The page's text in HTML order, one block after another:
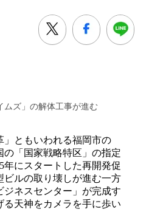
ムズ」の解体工事が進む
ともいわれる福岡市の
の「国家戦略特区」の指定
年にスタートした再開発促
ビルの取り壊しが進む一方
ジネスセンター」が完成す
る天神をカメラを手に歩い